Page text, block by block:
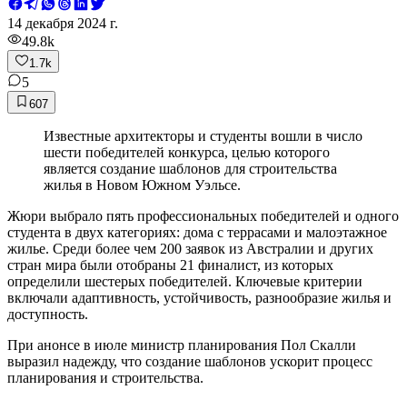
14 декабря 2024 г.
49.8k
1.7k
5
607
Известные архитекторы и студенты вошли в число
шести победителей конкурса, целью которого
является создание шаблонов для строительства
жилья в Новом Южном Уэльсе.
Жюри выбрало пять профессиональных победителей и одного
студента в двух категориях: дома с террасами и малоэтажное
жилье. Среди более чем 200 заявок из Австралии и других
стран мира были отобраны 21 финалист, из которых
определили шестерых победителей. Ключевые критерии
включали адаптивность, устойчивость, разнообразие жилья и
доступность.
При анонсе в июле министр планирования Пол Скалли
выразил надежду, что создание шаблонов ускорит процесс
планирования и строительства.